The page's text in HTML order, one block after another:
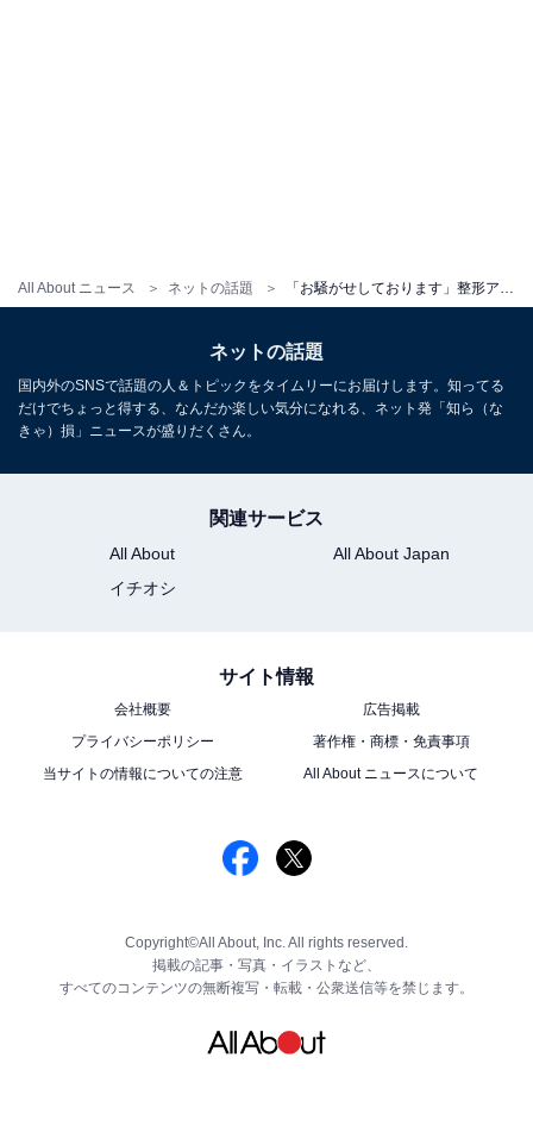
All About ニュース ネットの話題
ネットの話題
国内外のSNSで話題の人＆トピックをタイムリーにお届けします。知ってる
だけでちょっと得する、なんだか楽しい気分になれる、ネット発「知ら（な
きゃ）損」ニュースが盛りだくさん。
関連サービス
All About
All About Japan
イチオシ
サイト情報
会社概要
広告掲載
プライバシーポリシー
著作権・商標・免責事項
当サイトの情報についての注意
All About ニュースについて
Copyright©All About, Inc. All rights reserved.
掲載の記事・写真・イラストなど、
すべてのコンテンツの無断複写・転載・公衆送信等を禁じます。